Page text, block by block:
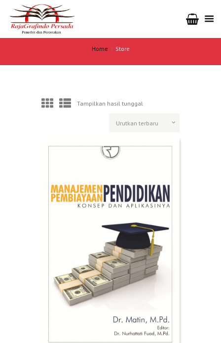
Home Store
Tampilkan hasil tunggal